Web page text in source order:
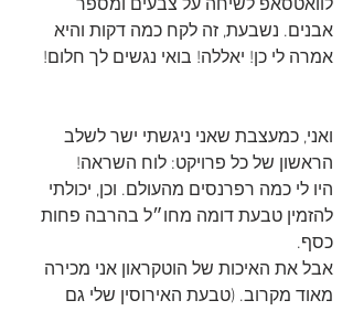
לוואטסאפ לשיחה על צבעים ומספר
אבנים. נשבעת, זה לקח כמה דקות והיא
אמרה לי כן! יאללה! בואי נגשים לך חלום!
ואני, כמעצבת שאני ניגשתי ישר לשלב
הראשון של כל פרויקט: לוח השראה!
היו לי כמה רפרנסים מהעולם. וכן, יכולתי
להזמין טבעת דומה מחו״ל בהרבה פחות
כסף.
אבל את האיכות של הוטקראון אני מכירה
מאוד מקרוב. (טבעת האירוסין שלי גם